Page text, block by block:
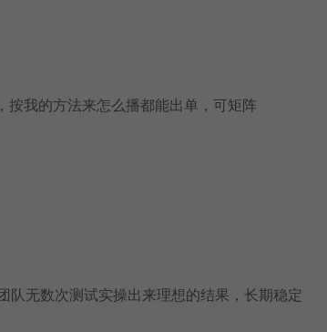
我的方法来怎么播都能出单，可矩阵
无数次测试实操出来理想的结果，长期稳定